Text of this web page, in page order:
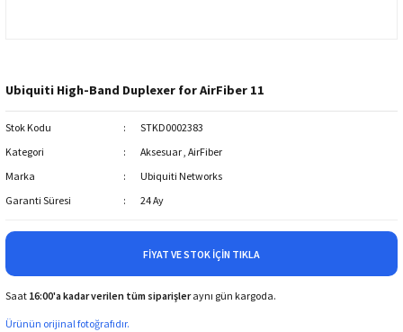
Ubiquiti High-Band Duplexer for AirFiber 11
Stok Kodu
STKD0002383
Kategori
Aksesuar, AirFiber
Marka
Ubiquiti Networks
Garanti Süresi
24 Ay
FIYAT VE STOK İÇIN TIKLA
Saat 16:00'a kadar verilen tüm siparişleraynı gün kargoda.
Ürünün orijinal fotoğrafıdır.